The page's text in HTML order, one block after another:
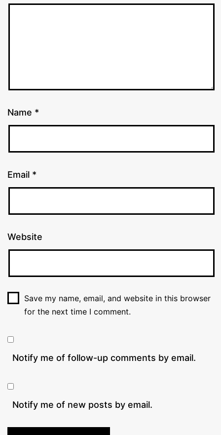
Name *
Email *
Website
Save my name, email, and website in this browser
for the next time I comment.
Notify me of follow-up comments by email.
Notify me of new posts by email.